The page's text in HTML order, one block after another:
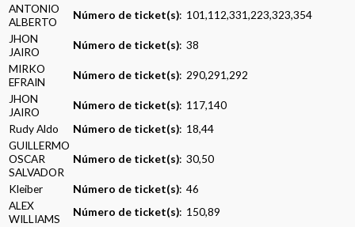
ANTONIO
ALBERTO
Número de ticket(s): 101,112,331,223,323,354
JHON
JAIRO
Número de ticket(s): 38
MIRKO
EFRAIN
Número de ticket(s): 290,291,292
JHON
JAIRO
Número de ticket(s): 117,140
Rudy Aldo
Número de ticket(s): 18,44
GUILLERMO
OSCAR
SALVADOR
Número de ticket(s): 30,50
Kleiber Número de ticket(s): 46
ALEX
WILLIAMS
Número de ticket(s): 150,89